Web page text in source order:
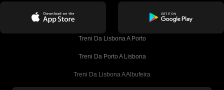
Treni Da Lisbona A Porto
Treni Da Porto A Lisbona
Treni Da Lisbona A Albufeira